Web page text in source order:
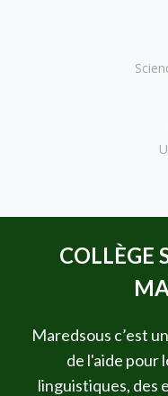
COLLÈGE
Maredsous c’est
de l'aide pour
linguistiques, des